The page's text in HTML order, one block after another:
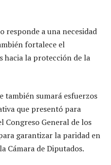
responde a una necesidad
fortalece el
hacia la protección de la
también sumará esfuerzos
que presentó para
Congreso General de los
garantizar la paridad en
Cámara de Diputados.